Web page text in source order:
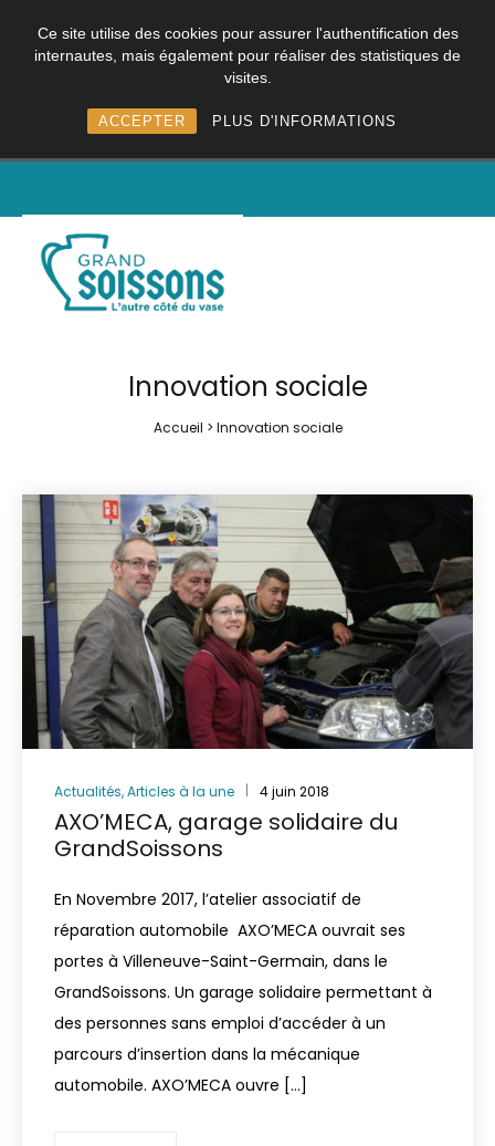
Ce site utilise des cookies pour assurer l'authentification des
internautes, mais également pour réaliser des statistiques de
visites.
ACCEPTER PLUS D'INFORMATIONS
Innovation sociale
Accueil > Innovation sociale
Actualités,Articles à la une 4 juin 2018
AXO’MECA, garage solidaire du
GrandSoissons
En Novembre 2017, l’atelier associatif de
réparation automobile AXO’MECA ouvrait ses
portes à Villeneuve-Saint-Germain, dans le
GrandSoissons. Un garage solidaire permettant à
des personnes sans emploi d’accéder à un
parcours d’insertion dans la mécanique
automobile. AXO’MECA ouvre […]